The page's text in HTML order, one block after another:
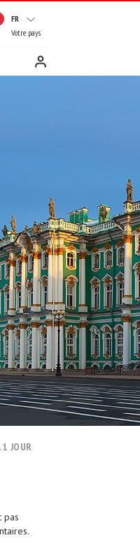
FR
Votre pays
JOUR
pas